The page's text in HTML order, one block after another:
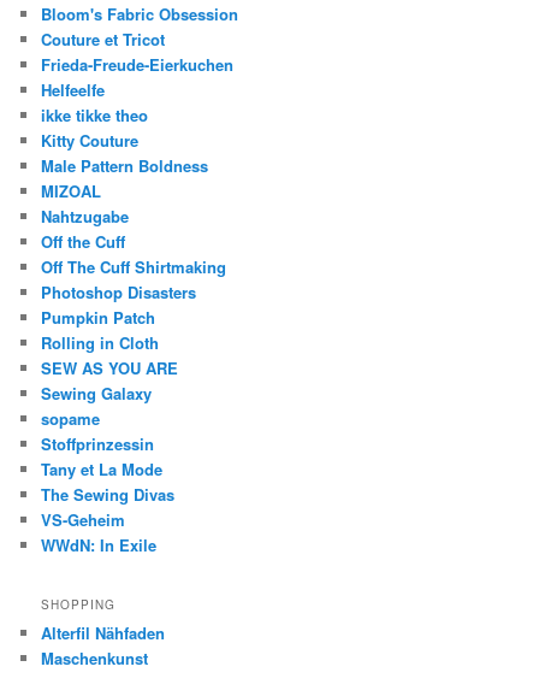
Bloom's Fabric Obsession
Couture et Tricot
Frieda-Freude-Eierkuchen
Helfeelfe
ikke tikke theo
Kitty Couture
Male Pattern Boldness
MIZOAL
Nahtzugabe
Off the Cuff
Off The Cuff Shirtmaking
Photoshop Disasters
Pumpkin Patch
Rolling in Cloth
SEW AS YOU ARE
Sewing Galaxy
sopame
Stoffprinzessin
Tany et La Mode
The Sewing Divas
VS-Geheim
WWdN: In Exile
SHOPPING
Alterfil Nähfaden
Maschenkunst